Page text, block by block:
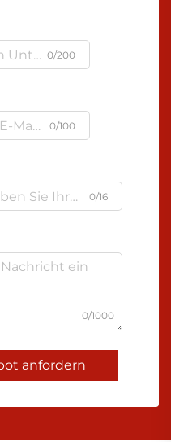
0/200
0/100
0/16
0/1000
anfordern